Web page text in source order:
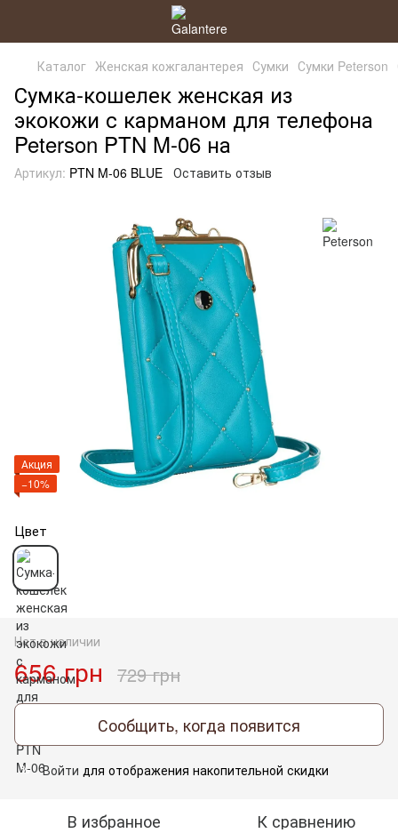
Каталог Женская кожгалантерея Сумки Сумки Peterson
Сумка-кошелек женская из
экокожи с карманом для телефона
Peterson PTN M-06 на
Артикул: PTN M-06 BLUE Оставить отзыв
Акция
−10%
Цвет
Нет в наличии
656 грн 729 грн
Сообщить, когда появится
% Войти для отображения накопительной скидки
В избранное К сравнению